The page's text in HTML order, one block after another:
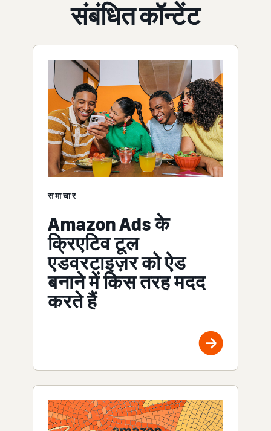
संबंधित कॉन्टेंट
समाचार
Amazon Ads के
क्रिएटिव टूल
एडवरटाइज़र को ऐड
बनाने में किस तरह मदद
करते हैं